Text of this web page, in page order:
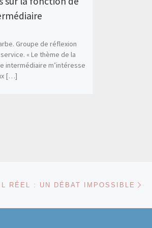
Groupe de réflexion
« Le thème de la
intermédiaire m’intéresse
[…]
RÉEL : UN DÉBAT IMPOSSIBLE